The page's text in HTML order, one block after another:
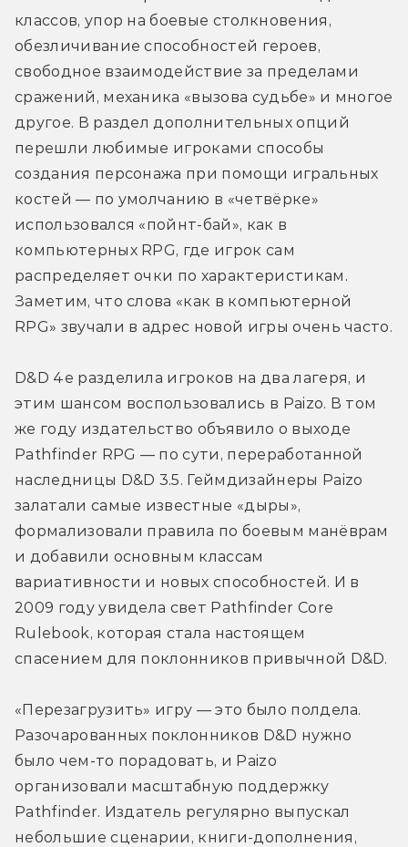
классов, упор на боевые столкновения,
обезличивание способностей героев,
свободное взаимодействие за пределами
сражений, механика «вызова судьбе» и многое
другое. В раздел дополнительных опций
перешли любимые игроками способы
создания персонажа при помощи игральных
костей — по умолчанию в «четвёрке»
использовался «пойнт-бай», как в
компьютерных RPG, где игрок сам
распределяет очки по характеристикам.
Заметим, что слова «как в компьютерной
RPG» звучали в адрес новой игры очень часто.
D&D 4e разделила игроков на два лагеря, и
этим шансом воспользовались в Paizo. В том
же году издательство объявило о выходе
Pathfinder RPG — по сути, переработанной
наследницы D&D 3.5. Геймдизайнеры Paizo
залатали самые известные «дыры»,
формализовали правила по боевым манёврам
и добавили основным классам
вариативности и новых способностей. И в
2009 году увидела свет Pathfinder Core
Rulebook, которая стала настоящем
спасением для поклонников привычной D&D.
«Перезагрузить» игру — это было полдела.
Разочарованных поклонников D&D нужно
было чем-то порадовать, и Paizo
организовали масштабную поддержку
Pathfinder. Издатель регулярно выпускал
небольшие сценарии, книги-дополнения,